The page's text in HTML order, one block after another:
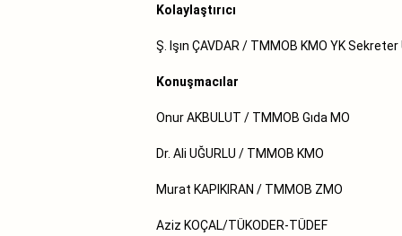
Kolaylaştırıcı
Ş. Işın ÇAVDAR / TMMOB KMO YK Sekreter
Konuşmacılar
Onur AKBULUT / TMMOB Gıda MO
Dr. Ali UĞURLU / TMMOB KMO
Murat KAPIKIRAN / TMMOB ZMO
Aziz KOÇAL/TÜKODER-TÜDEF